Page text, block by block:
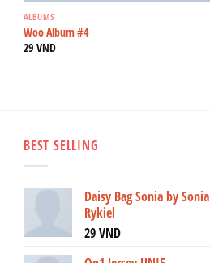
ALBUMS
Woo Album #4
29 VND
BEST SELLING
Daisy Bag Sonia by Sonia
Rykiel
29VND